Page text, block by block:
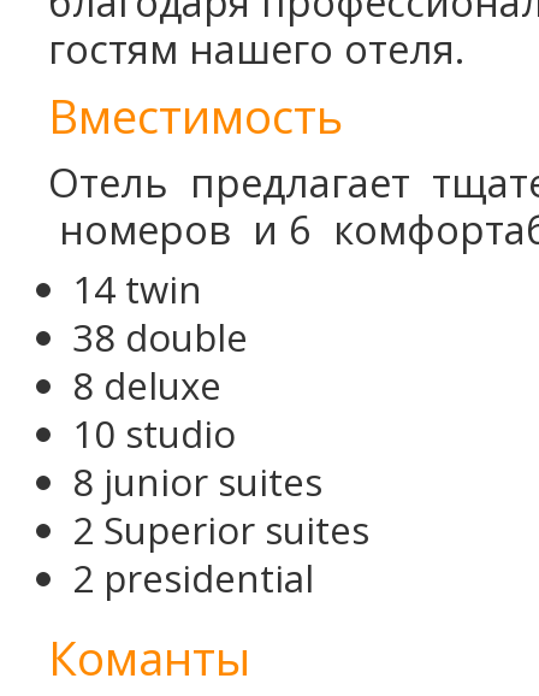
Школьные каникулы в Армении -
5 дней
7 дней
гостям нашего отеля.
Вместимость
Отель предлагает
номеров и 6
14 twin
38 double
8 deluxe
10 studio
8 junior suites
2 Superior suites
2 presidential
Команты